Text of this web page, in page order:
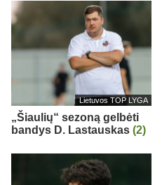
Lietuvos TOP LYGA
„Šiaulių“ sezoną gelbėti
bandys D. Lastauskas (2)